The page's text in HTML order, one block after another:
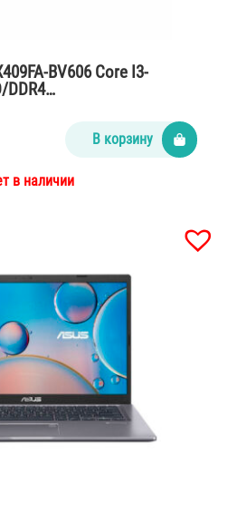
BV606 Core I3-
DDR4…
В корзину
в наличии